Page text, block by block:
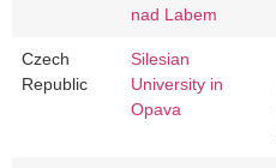
nad Labem
Czech
Republic
Silesian
University in
Opava